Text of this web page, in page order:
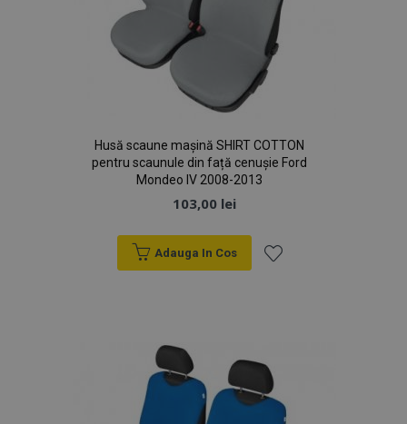
Husă scaune mașină SHIRT COTTON
pentru scaunule din față cenușie Ford
Mondeo IV 2008-2013
103,00 lei
Adauga In Cos
Dorințe